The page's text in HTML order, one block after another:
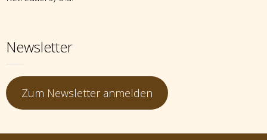
Newsletter
Zum Newsletter anmelden